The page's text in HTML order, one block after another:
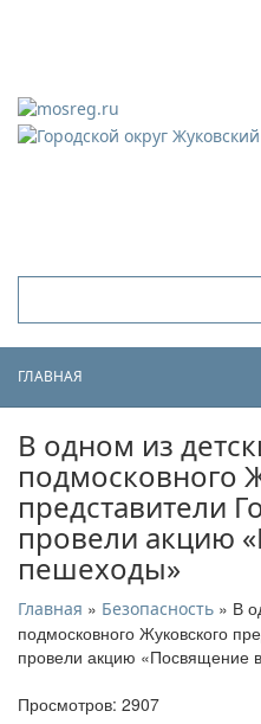
ГЛАВНАЯ
В одном из
подмосковного
представители
провели акцию
пешеходы»
Главная » Безопасность » В
подмосковного Жуковского
провели акцию «Посвящение
Просмотров: 2907